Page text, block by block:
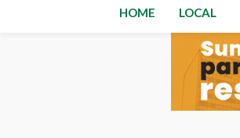
HOME LOCAL